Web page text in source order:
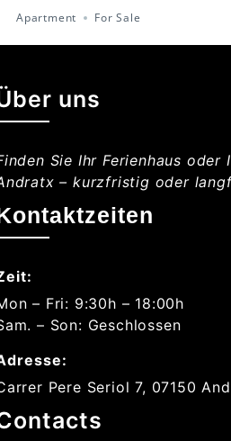
Apartment
For Sale
uns
Sie Ihr Ferienhaus oder
– kurzfristig oder
– Fri: 9:30h – 18:00h
– Son: Geschlossen
Pere Seriol 7, 07150